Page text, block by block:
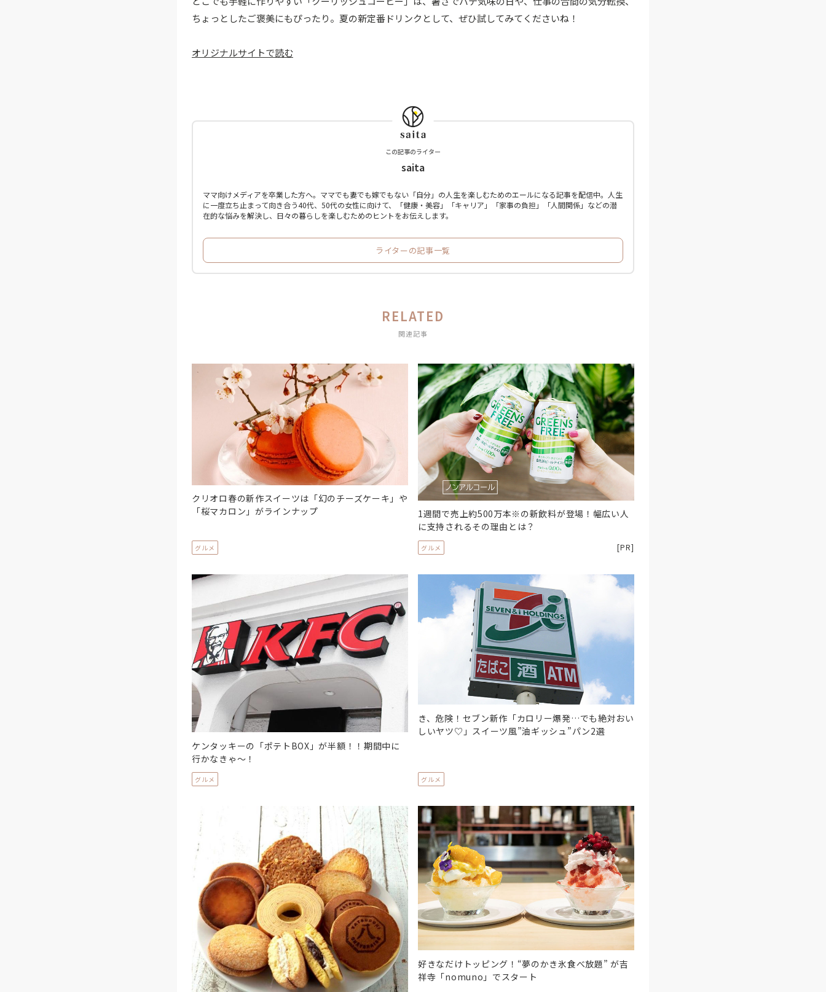
ちょっとしたご褒美にもぴったり。夏の新定番ドリンクとして、ぜひ試してみてくださいね！
オリジナルサイトで読む
この記事のライター
saita
ママ向けメディアを卒業した方へ。ママでも妻でも嫁でもない「自分」の人生を楽しむためのエールになる記事を配信中。人生
に一度立ち止まって向き合う40代、50代の女性に向けて、「健康・美容」「キャリア」「家事の負担」「人間関係」などの潜
在的な悩みを解決し、日々の暮らしを楽しむためのヒントをお伝えします。
ライターの記事一覧
RELATED
関連記事
クリオロ春の新作スイーツは「幻のチーズケーキ」や
「桜マカロン」がラインナップ
グルメ
1週間で売上約500万本※の新飲料が登場！幅広い人
に支持されるその理由とは？
グルメ [PR]
ケンタッキーの「ポテトBOX」が半額！！期間中に
行かなきゃ～！
グルメ
き、危険！セブン新作「カロリー爆発…でも絶対おい
しいヤツ♡」スイーツ風”油ギッシュ”パン2選
グルメ
好きなだけトッピング！“夢のかき氷食べ放題” が吉
祥寺「nomuno」でスタート